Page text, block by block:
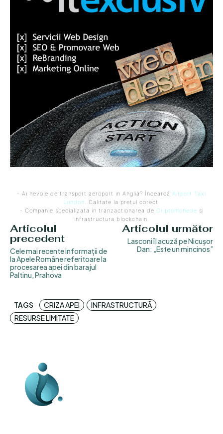
- Ai nevoie de transport aeroport in Anglia? Încearcă Airport Taxi
London. Calitate la prețul corect.
- Companie specializata in tranzactionarea de Criptomonede si
infrastructura blockchain.
Articolul
precedent
Cele mai recente informații de
la Apele Române referitoare la
procesarea apei din barajul
Paltinu, Prahova
Articolul următor
Lasconi îl acuză pe Nicușor
Dan: „Este un mincinos”
TAGS CRIZA APEI
INFRASTRUCTURĂ
RESURSE LIMITATE